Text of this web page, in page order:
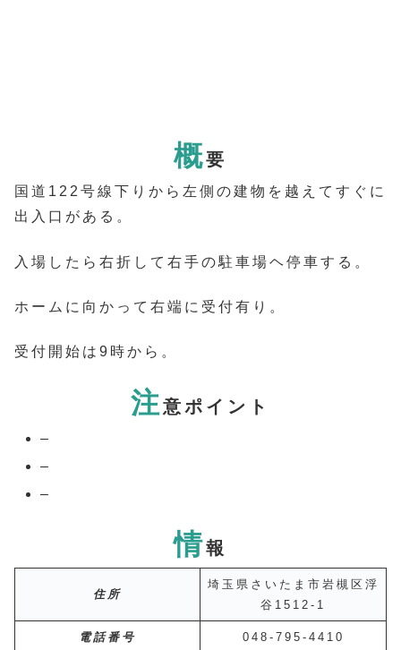
概要
国道122号線下りから左側の建物を越えてすぐに
出入口がある。
入場したら右折して右手の駐車場ヘ停車する。
ホームに向かって右端に受付有り。
受付開始は9時から。
注 意ポイント
–
–
–
情報
住所
埼玉県さいたま市岩槻区浮
谷1512-1
電話番号 048-795-4410